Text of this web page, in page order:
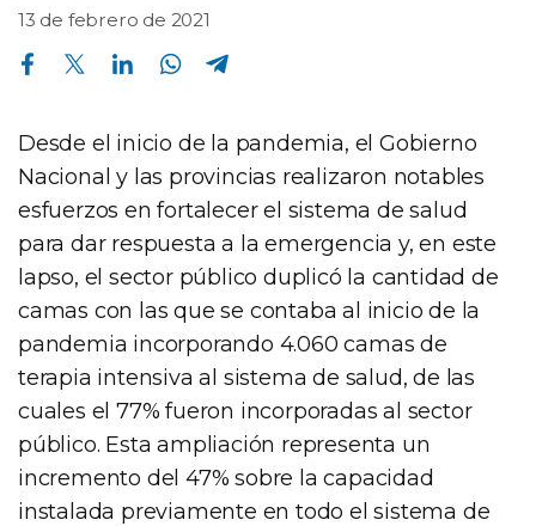
13 de febrero de 2021
Compartir en Facebook Compartir en Twitter Compartir en Linkedin Compartir en Whatsapp
Desde el inicio de la pandemia, el Gobierno
Nacional y las provincias realizaron notables
esfuerzos en fortalecer el sistema de salud
para dar respuesta a la emergencia y, en este
lapso, el sector público duplicó la cantidad de
camas con las que se contaba al inicio de la
pandemia incorporando 4.060 camas de
terapia intensiva al sistema de salud, de las
cuales el 77% fueron incorporadas al sector
público. Esta ampliación representa un
incremento del 47% sobre la capacidad
instalada previamente en todo el sistema de